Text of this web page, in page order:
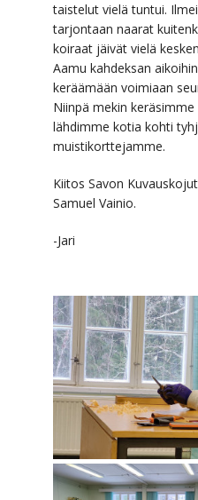
taistelut vielä tuntui.
tarjontaan naarat
koiraat jäivät vielä
Aamu kahdeksan
keräämään voimiaan
Niinpä mekin
lähdimme kotia kohti
muistikorttejamme.
Kiitos Savon
Samuel Vainio.
-Jari